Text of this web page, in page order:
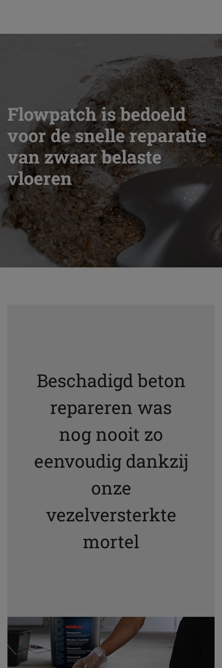
Flowpatch is bedoeld
voor de snelle reparatie
van zwaar belaste
vloeren
Beschadigd beton
repareren was
nog nooit zo
eenvoudig dankzij
onze
vezelversterkte
mortel